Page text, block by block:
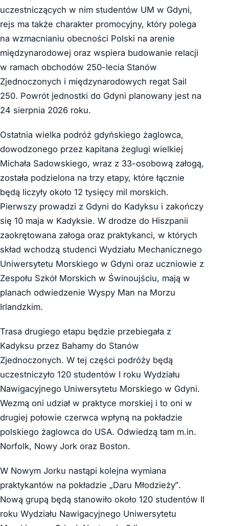
uczestniczących w nim studentów UM w Gdyni,
rejs ma także charakter promocyjny, który polega
na wzmacnianiu obecności Polski na arenie
międzynarodowej oraz wspiera budowanie relacji
w ramach obchodów 250-lecia Stanów
Zjednoczonych i międzynarodowych regat Sail
250. Powrót jednostki do Gdyni planowany jest na
24 sierpnia 2026 roku.
Ostatnia wielka podróż gdyńskiego żaglowca,
dowodzonego przez kapitana żeglugi wielkiej
Michała Sadowskiego, wraz z 33-osobową załogą,
została podzielona na trzy etapy, które łącznie
będą liczyły około 12 tysięcy mil morskich.
Pierwszy prowadzi z Gdyni do Kadyksu i zakończy
się 10 maja w Kadyksie. W drodze do Hiszpanii
zaokrętowana załoga oraz praktykanci, w których
skład wchodzą studenci Wydziału Mechanicznego
Uniwersytetu Morskiego w Gdyni oraz uczniowie z
Zespołu Szkół Morskich w Świnoujściu, mają w
planach odwiedzenie Wyspy Man na Morzu
Irlandzkim.
Trasa drugiego etapu będzie przebiegała z
Kadyksu przez Bahamy do Stanów
Zjednoczonych. W tej części podróży będą
uczestniczyło 120 studentów I roku Wydziału
Nawigacyjnego Uniwersytetu Morskiego w Gdyni.
Wezmą oni udział w praktyce morskiej i to oni w
drugiej połowie czerwca wpłyną na pokładzie
polskiego żaglowca do USA. Odwiedzą tam m.in.
Norfolk, Nowy Jork oraz Boston.
W Nowym Jorku nastąpi kolejna wymiana
praktykantów na pokładzie „Daru Młodzieży”.
Nową grupą będą stanowiło około 120 studentów II
roku Wydziału Nawigacyjnego Uniwersytetu